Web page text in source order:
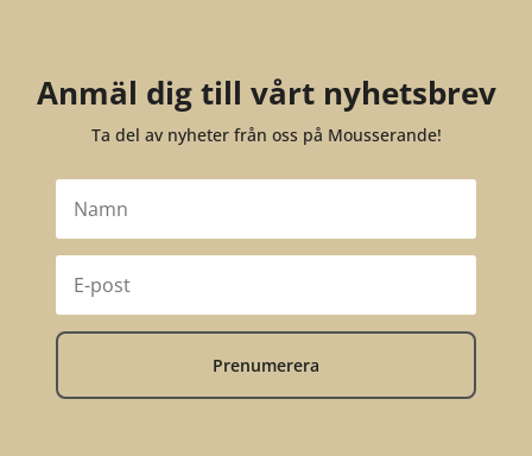
Anmäl dig till vårt nyhetsbrev
Ta del av nyheter från oss på Mousserande!
Prenumerera